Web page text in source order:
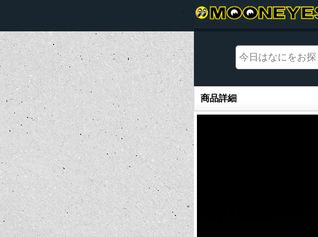
商品詳細
商品詳細